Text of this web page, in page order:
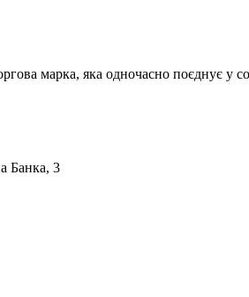
марка, яка одночасно поєднує у
Банка, 3